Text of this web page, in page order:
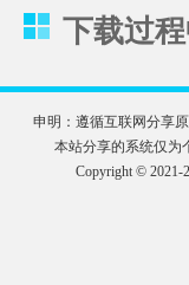
下载过
申明：遵循互联网分享
本站分享的系统仅为
Copyright ©